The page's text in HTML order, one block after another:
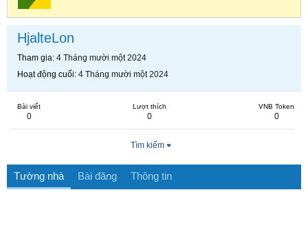
HjalteLon
Tham gia 4 Tháng mười một 2024
Hoạt động cuối 4 Tháng mười một 2024
Bài viết
0
Lượt thích
0
VNB Token
0
Tìm kiếm
Tường nhà Bài đăng Thông tin